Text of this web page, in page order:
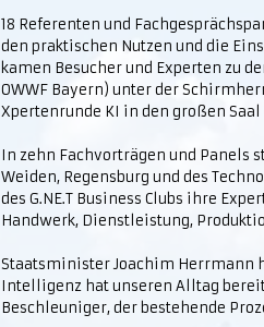
18 Referenten und
den praktischen Nutzen und die
kamen Besucher und Experten zu
OWWF Bayern) unter der
Xpertenrunde KI in den großen
In zehn Fachvorträgen und Panels
Weiden, Regensburg und des
des G.NE.T Business Clubs ihre
Handwerk, Dienstleistung,
Staatsminister Joachim Herrmann
Intelligenz hat unseren Alltag
Beschleuniger, der bestehende